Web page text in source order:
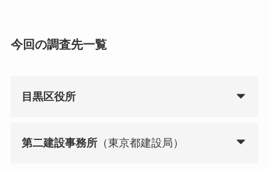
今回の調査先一覧
目黒区役所
第二建設事務所（東京都建設局）